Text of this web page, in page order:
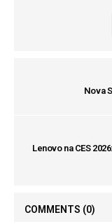
Nova
Lenovo na CES
COMMENTS (0)